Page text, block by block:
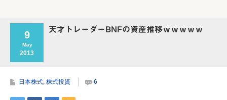
9
May
2013
天才トレーダーBNFの資産推移ｗｗｗｗｗ
日本株式, 株式投資 6